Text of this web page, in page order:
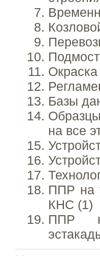
Базы
на все
ППР на
КНС (1)
ППР